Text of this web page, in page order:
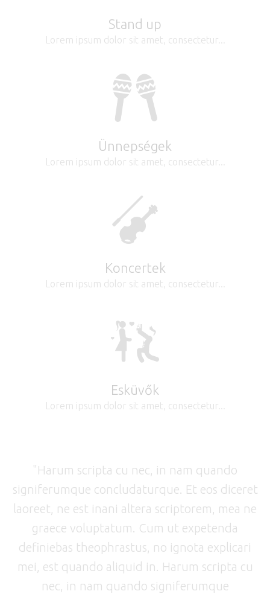
Stand up
Lorem ipsum dolor sit amet, consectetur...
Ünnepségek
Lorem ipsum dolor sit amet, consectetur...
Koncertek
Lorem ipsum dolor sit amet, consectetur...
Esküvők
Lorem ipsum dolor sit amet, consectetur...
"Harum scripta cu nec, in nam quando
signiferumque concludaturque. Et eos diceret
laoreet, ne est inani altera scriptorem, mea ne
graece voluptatum. Cum ut expetenda
definiebas theophrastus, no ignota explicari
mei, est quando aliquid in. Harum scripta cu
nec, in nam quando signiferumque